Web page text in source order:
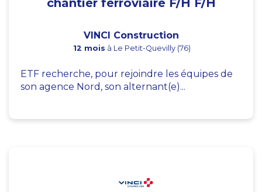
VINCI Construction
12 mois à Le Petit-Quevilly (76)
ETF recherche, pour rejoindre les équipes de
son agence Nord, son alternant(e)...